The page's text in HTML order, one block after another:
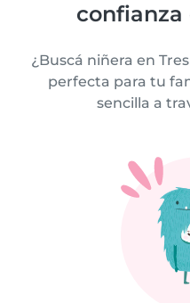
confianza
¿Buscá niñera en
perfecta para tu
sencilla a